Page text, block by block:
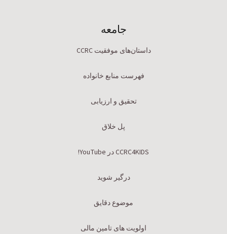
جامعه
داستان‌های موفقیت CCRC
فهرست منابع خانواده
تحقیق و ارزیابی
پل خلاق
CCRC4KIDS در YouTube!
درگیر شوید
موضوع دقایق
اولویت های تامین مالی